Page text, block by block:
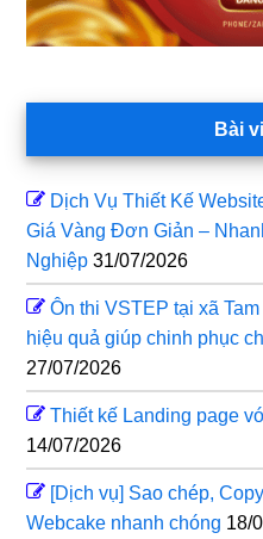
Bài
Dịch Vụ Thiết Kế
Giá Vàng Đơn Giản –
Nghiệp 31/07/2026
Ôn thi VSTEP tại xã
hiệu quả giúp chinh phục
27/07/2026
Thiết kế Landing page
14/07/2026
[Dịch vụ] Sao chép,
Webcake nhanh chóng 18/